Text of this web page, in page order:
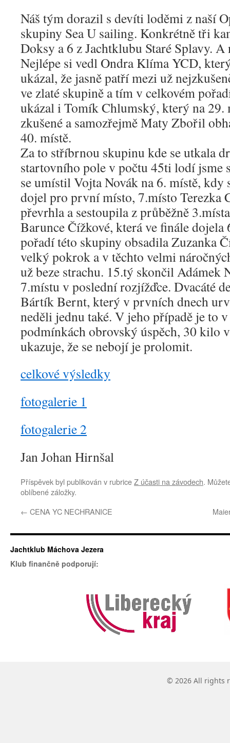
Náš tým dorazil s devíti loděmi z naší
skupiny Sea U sailing. Konkrétně tři
Doksy a 6 z Jachtklubu Staré Splavy. A
Nejlépe si vedl Ondra Klíma YCD,
ukázal, že jasně patří mezi už
ve zlaté skupině a tím v celkovém
ukázal i Tomík Chlumský, který na 29.
zkušené a samozřejmě Maty Zbořil
40. místě.
Za to stříbrnou skupinu kde se utkala
startovního pole v počtu 45ti lodí jsme
se umístil Vojta Novák na 6. místě,
dojel pro první místo, 7.místo Terezka
převrhla a sestoupila z průběžně
Barunce Čížkové, která ve finále
pořadí této skupiny obsadila Zuzanka
velký pokrok a v těchto velmi
už beze strachu. 15.tý skončil Adámek
7.místu v poslední rozjížďce. Dvacáté
Bártík Bernt, který v prvních dnech
neděli jednu také. V jeho případě je to
podmínkách obrovský úspěch, 30 kilo
ukazuje, že se nebojí je prolomit.
celkové výsledky
fotogalerie 1
fotogalerie 2
Jan Johan Hirnšal
Příspěvek byl publikován v rubriceZ účasti na závodech.
oblíbené záložky.
← CENA YC NECHRANICE
Jachtklub Máchova Jezera
Klub finančně podporují:
© 2026 All rights